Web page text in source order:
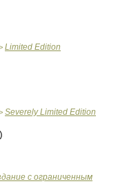
Limited Edition
Severely Limited Edition
с ограниченным